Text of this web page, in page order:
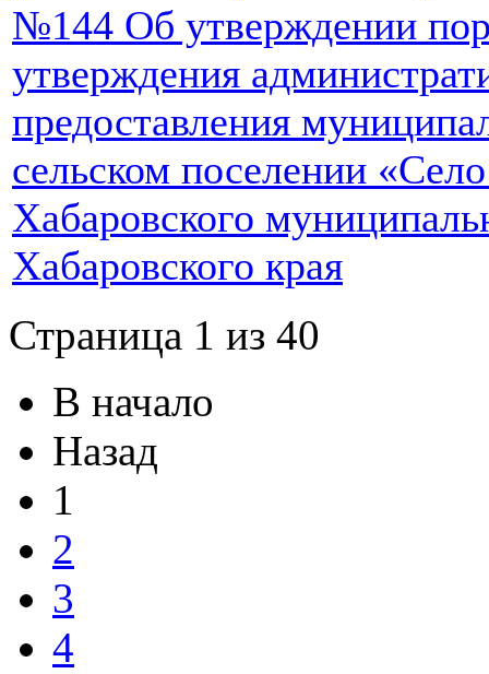
№144 Об утверждении
утверждения
предоставления
сельском поселении
Хабаровского
Хабаровского края
Страница 1 из 40
В начало
Назад
1
2
3
4